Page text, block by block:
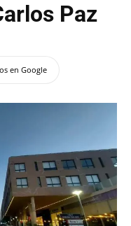
Paz
en Google